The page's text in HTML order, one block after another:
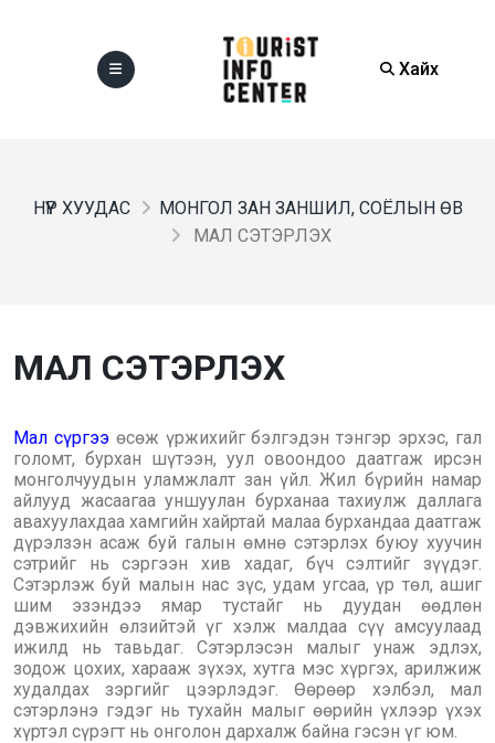
Хайх
НҮҮР ХУУДАС
МОНГОЛ ЗАН ЗАНШИЛ, СОЁЛЫН ӨВ
МАЛ СЭТЭРЛЭХ
МАЛ СЭТЭРЛЭХ
Мал сүргээөсөж үржихийг бэлгэдэн тэнгэр эрхэс, гал
голомт, бурхан шүтээн, уул овоондоо даатгаж ирсэн
монголчуудын уламжлалт зан үйл. Жил бүрийн намар
айлууд жасаагаа уншуулан бурханаа тахиулж даллага
авахуулахдаа хамгийн хайртай малаа бурхандаа даатгаж
дүрэлзэн асаж буй галын өмнө сэтэрлэх буюу хуучин
сэтрийг нь сэргээн хив хадаг, бүч сэлтийг зүүдэг.
Сэтэрлэж буй малын нас зүс, удам угсаа, үр төл, ашиг
шим эзэндээ ямар тустайг нь дуудан өөдлөн
дэвжихийн өлзийтэй үг хэлж малдаа сүү амсуулаад
ижилд нь тавьдаг. Сэтэрлэсэн малыг унаж эдлэх,
зодож цохих, харааж зүхэх, хутга мэс хүргэх, арилжиж
худалдах зэргийг цээрлэдэг. Өөрөөр хэлбэл, мал
сэтэрлэнэ гэдэг нь тухайн малыг өөрийн үхлээр үхэх
хүртэл сүрэгт нь онголон дархалж байна гэсэн үг юм.